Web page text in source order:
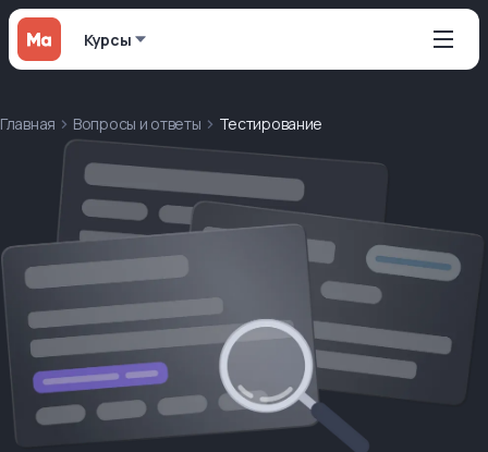
Курсы
Главная Вопросы и ответы Тестирование